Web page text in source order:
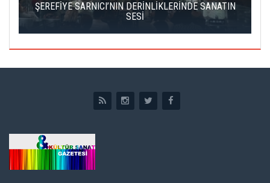
ŞEREFİYE SARNICI’NIN DERİNLİKLERİNDE SANATIN
SESİ